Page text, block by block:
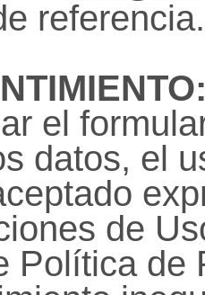
referencia.
el
datos, el
de
Política de